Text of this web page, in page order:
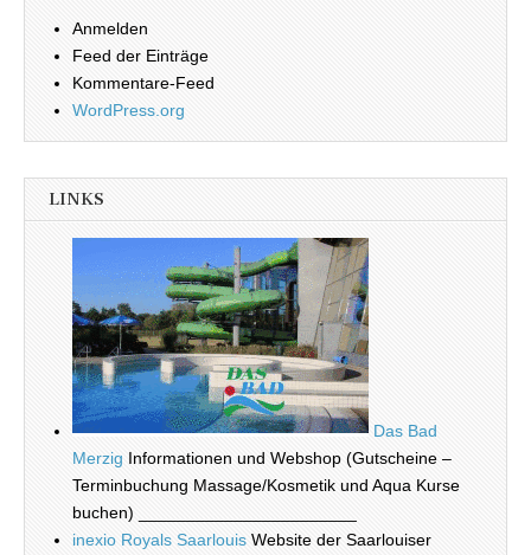
Anmelden
Feed der Einträge
Kommentare-Feed
WordPress.org
LINKS
Das Bad
Merzig Informationen und Webshop (Gutscheine –
Terminbuchung Massage/Kosmetik und Aqua Kurse
buchen) _______________________
inexio Royals Saarlouis Website der Saarlouiser